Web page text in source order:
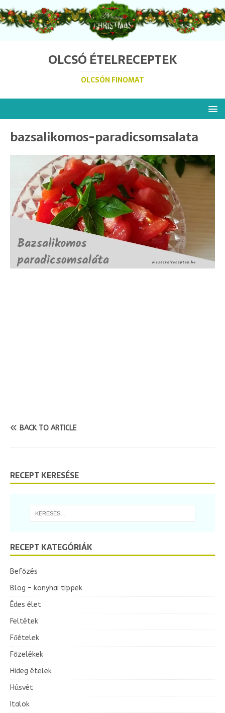
OLCSÓ ÉTELRECEPTEK
OLCSÓN FINOMAT
bazsalikomos-paradicsomsalata
BACK TO ARTICLE
RECEPT KERESÉSE
RECEPT KATEGÓRIÁK
Befőzés
Blog – konyhai tippek
Édes élet
Feltétek
Főételek
Főzelékek
Hideg ételek
Húsvét
Italok